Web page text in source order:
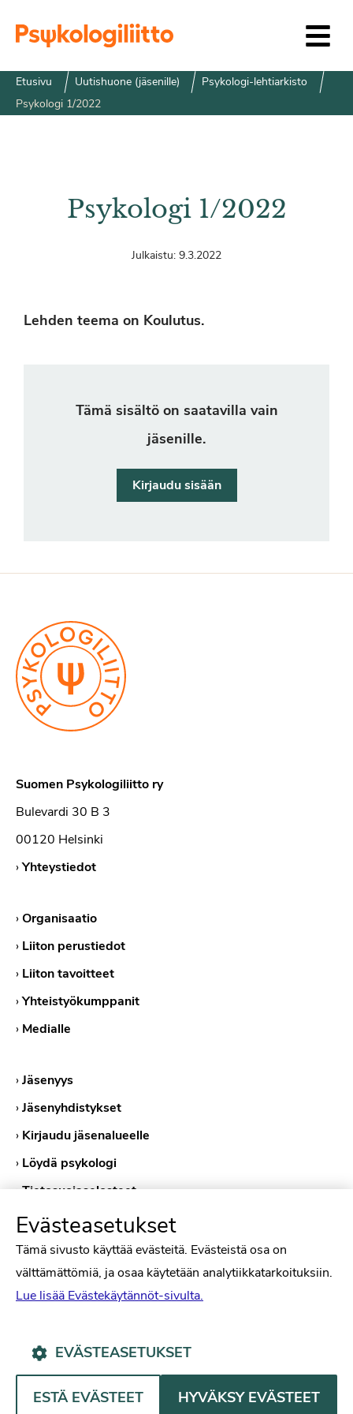
Etusivu Uutishuone (jäsenille)
Psykologi-lehtiarkisto
Psykologi 1/2022
Psykologi 1/2022
Julkaistu: 9.3.2022
Lehden teema on Koulutus.
Tämä sisältö on saatavilla vain
jäsenille.
Kirjaudu sisään
Suomen Psykologiliitto ry
Bulevardi 30 B 3
00120 Helsinki
›Yhteystiedot
›Organisaatio
› Liiton perustiedot
› Liiton tavoitteet
›Yhteistyökumppanit
› Medialle
›Jäsenyys
›Jäsenyhdistykset
› Kirjaudu jäsenalueelle
› Löydä psykologi
›Tietosuojaselosteet
›Evästekäytännöt
Psykologiliitto Facebookissa
Psykologiliitto Instagramissa
Psykologiliitto LinkedInissä
Psykologiliitto
Evästeasetukset
Tämä sivusto käyttää evästeitä. Evästeistä osa on
välttämättömiä, ja osaa käytetään analytiikkatarkoituksiin.
Lue lisää Evästekäytännöt-sivulta.
EVÄSTEASETUKSET
ESTÄ EVÄSTEET HYVÄKSY EVÄSTEET